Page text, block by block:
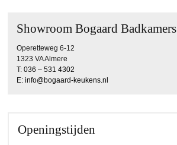
Showroom Bogaard Badkamers
Operetteweg 6-12
1323 VA Almere
T:036 – 531 4302
E:info@bogaard-keukens.nl
Openingstijden